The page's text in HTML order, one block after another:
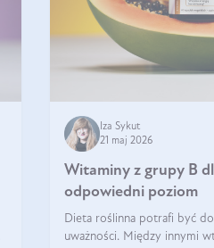
Iza Sykut
21 maj 2026
Witaminy z grupy B
odpowiedni poziom
Dieta roślinna potrafi być
uważności. Między innymi